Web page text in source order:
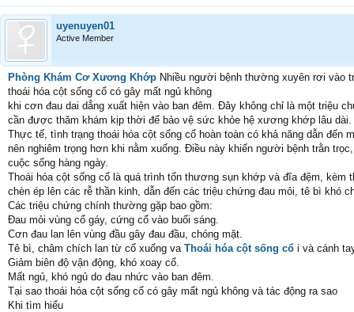
uyenuyen01
Active Member
Phòng Khám Cơ Xương Khớp Nhiều người bệnh thường xuyên rơi vào
thoái hóa cột sống cổ có gây mất ngủ không
khi cơn đau dai dẳng xuất hiện vào ban đêm. Đây không chỉ là một triệu
cần được thăm khám kịp thời để bảo vệ sức khỏe hệ xương khớp lâu dài.
Thực tế, tình trạng thoái hóa cột sống cổ hoàn toàn có khả năng dẫn
nên nghiêm trọng hơn khi nằm xuống. Điều này khiến người bệnh trằn
cuộc sống hàng ngày.
Thoái hóa cột sống cổ là quá trình tổn thương sụn khớp và đĩa đệm,
chèn ép lên các rễ thần kinh, dẫn đến các triệu chứng đau mỏi, tê bì
Các triệu chứng chính thường gặp bao gồm:
Đau mỏi vùng cổ gáy, cứng cổ vào buổi sáng.
Cơn đau lan lên vùng đầu gây đau đầu, chóng mặt.
Tê bì, châm chích lan từ cổ xuống va Thoái hóa cột sống cổ i và cánh
Giảm biên độ vận động, khó xoay cổ.
Mất ngủ, khó ngủ do đau nhức vào ban đêm.
Tại sao thoái hóa cột sống cổ có gây mất ngủ không và tác động ra sao
Khi tìm hiểu